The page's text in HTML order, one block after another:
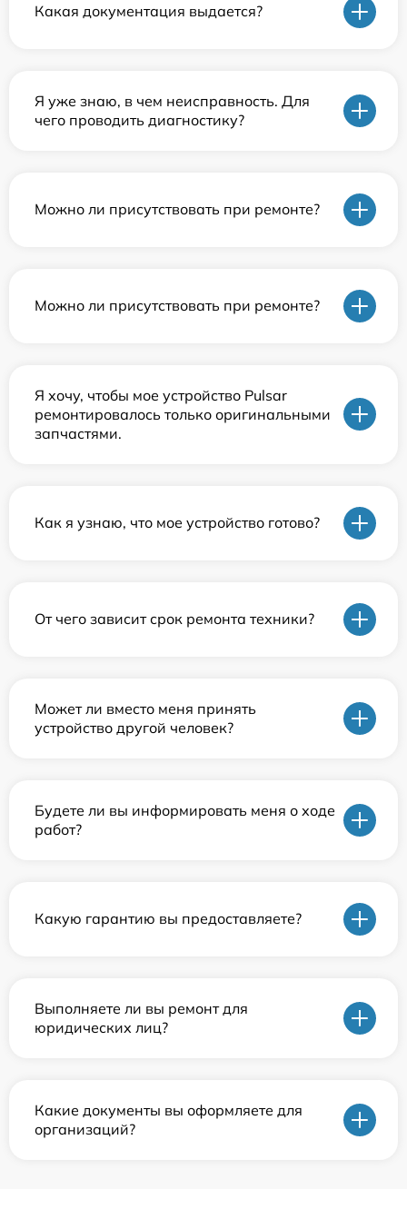
Какая документация выдается?
Я уже знаю, в чем неисправность. Для
чего проводить диагностику?
Можно ли присутствовать при ремонте?
Можно ли присутствовать при ремонте?
Я хочу, чтобы мое устройство Pulsar
ремонтировалось только оригинальными
запчастями.
Как я узнаю, что мое устройство готово?
От чего зависит срок ремонта техники?
Может ли вместо меня принять
устройство другой человек?
Будете ли вы информировать меня о ходе
работ?
Какую гарантию вы предоставляете?
Выполняете ли вы ремонт для
юридических лиц?
Какие документы вы оформляете для
организаций?